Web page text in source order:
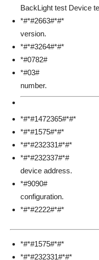
BackLight test Device
*#*#2663#*#* –
version.
*#*#3264#*#*
*#0782# –
*#03# –
number.
*#*#1575#*#* –
*#*#232337#*#
device address.
*#9090# –
configuration.
*#*#2222#*#* –
*#*#1575#*#* –